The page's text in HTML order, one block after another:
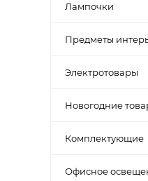
Лампочки
Предметы
Электротовары
Новогодние
Комплектующие
Офисное